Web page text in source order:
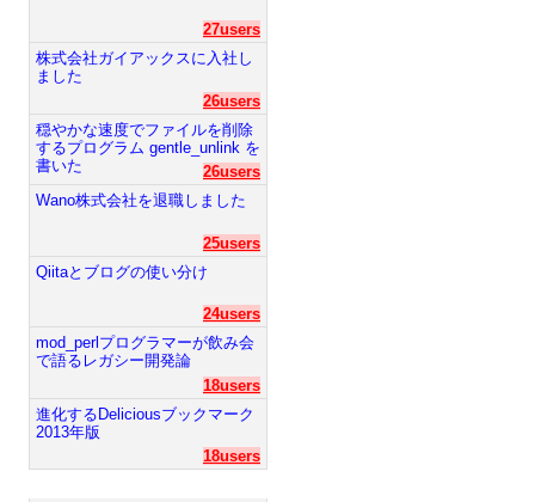
27users
株式会社ガイアックスに入社し
ました
26users
穏やかな速度でファイルを削除
するプログラム gentle_unlink を
書いた
26users
Wano株式会社を退職しました
25users
Qiitaとブログの使い分け
24users
mod_perlプログラマーが飲み会
で語るレガシー開発論
18users
進化するDeliciousブックマーク
2013年版
18users